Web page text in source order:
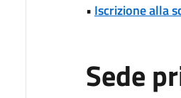
• Iscrizione alla
Sede